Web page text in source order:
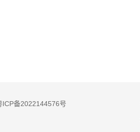
ICP备2022144576号